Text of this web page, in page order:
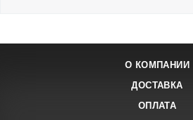
О КОМПАНИИ
ДОСТАВКА
ОПЛАТА